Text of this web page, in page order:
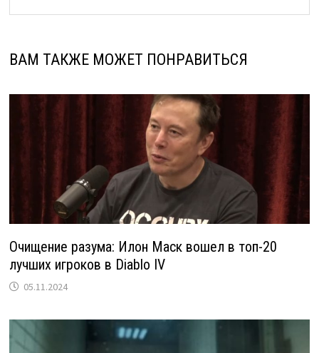
ВАМ ТАКЖЕ МОЖЕТ ПОНРАВИТЬСЯ
Очищение разума: Илон Маск вошел в топ-20
лучших игроков в Diablo IV
05.11.2024